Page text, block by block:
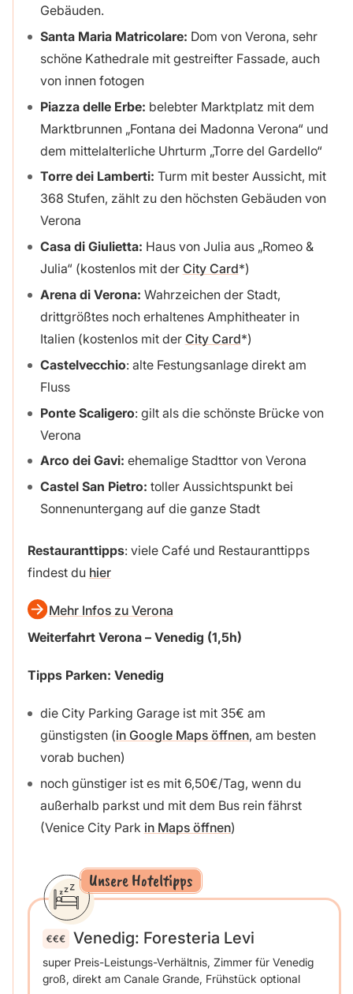
Gebäuden.
Santa Maria Matricolare: Dom von Verona, sehr
schöne Kathedrale mit gestreifter Fassade, auch
von innen fotogen
Piazza delle Erbe: belebter Marktplatz mit dem
Marktbrunnen „Fontana dei Madonna Verona“ und
dem mittelalterliche Uhrturm „Torre del Gardello“
Torre dei Lamberti: Turm mit bester Aussicht, mit
368 Stufen, zählt zu den höchsten Gebäuden von
Verona
Casa di Giulietta: Haus von Julia aus „Romeo &
Julia“ (kostenlos mit der City Card )
Arena di Verona: Wahrzeichen der Stadt,
drittgrößtes noch erhaltenes Amphitheater in
Italien (kostenlos mit der City Card )
Castelvecchio: alte Festungsanlage direkt am
Fluss
Ponte Scaligero: gilt als die schönste Brücke von
Verona
Arco dei Gavi: ehemalige Stadttor von Verona
Castel San Pietro: toller Aussichtspunkt bei
Sonnenuntergang auf die ganze Stadt
Restauranttipps: viele Café und Restauranttipps
findest du hier
Mehr Infos zu Verona
Weiterfahrt Verona – Venedig (1,5h)
Tipps Parken: Venedig
die City Parking Garage ist mit 35€ am
günstigsten (in Google Maps öffnen, am besten
vorab buchen)
noch günstiger ist es mit 6,50€/Tag, wenn du
außerhalb parkst und mit dem Bus rein fährst
(Venice City Park in Maps öffnen)
Unsere Hoteltipps
Venedig: Foresteria Levi
super Preis-Leistungs-Verhältnis, Zimmer für Venedig
groß, direkt am Canale Grande, Frühstück optional